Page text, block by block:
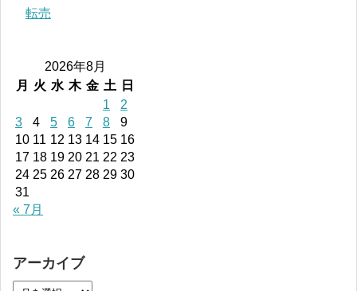
転売
2026年8月
月
火 水 木 金 土
日
1
2
3
4 5 6 7 8
9
10 11 12 13 14 15 16
17 18 19 20 21 22 23
24 25 26 27 28 29 30
31
« 7月
アーカイブ